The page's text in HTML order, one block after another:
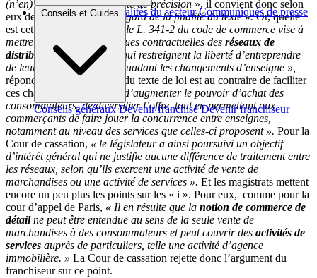
Brèves et actus Actualités du secteur Communiqués de presse
Conseils et Guides
Conseils généraux Devenir franchisé Devenir franchiseur
(n’en) est donnée ».« Faute de précision », il convient donc selon
eux de « l’interpréter au regard de la finalité du texte ».Or, quelle
est cette finalité ?
« L’article L. 341-2 du code de commerce vise à
mettre un terme aux pratiques contractuelles des réseaux de
distribution commerciale
qui restreignent la liberté d’entreprendre
de leurs affiliés (…) en dissuadant les changements d’enseigne »,
répond la Cour. L’objectif du texte de loi est au contraire de faciliter
ces changements
« en vue d’augmenter le pouvoir d’achat des
consommateurs, de diversifier l’offre, tout en permettant aux
commerçants de faire jouer la concurrence entre enseignes,
notamment au niveau des services que celles-ci proposent ». Pour la
Cour de cassation, « le législateur a ainsi poursuivi un objectif
d’intérêt général qui ne justifie aucune différence de traitement entre
les réseaux, selon qu’ils exercent une activité de vente de
marchandises ou une activité de services ». Et les magistrats mettent
encore un peu plus les points sur les « i ». Pour eux, comme pour la
cour d’appel de Paris, « Il en résulte que la notion de commerce de
détailne peut être entendue au sens de la seule vente de
marchandises à des consommateurs et peut couvrir des activités de
services auprès de particuliers, telle une activité d’agence
immobilière. » La Cour de cassation rejette donc l’argument du
franchiseur sur ce point.